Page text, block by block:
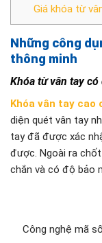
Giá khóa từ
Những công
thông minh
Khóa từ vân tay
Khóa vân tay cao
diện quét vân tay
tay đã được xác
được. Ngoài ra
chắn và có độ bảo
Công nghệ mã